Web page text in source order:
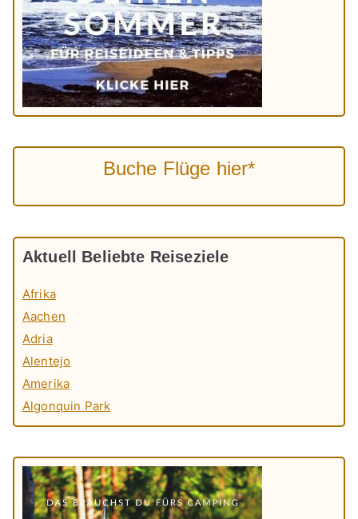
Buche Flüge hier*
Aktuell Beliebte Reiseziele
Afrika
Aachen
Adria
Alentejo
Amerika
Algonquin Park